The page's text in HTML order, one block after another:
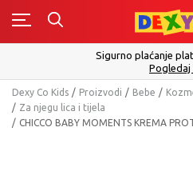
Sigurno plaćanje
Pogledaj
Dexy Co Kids Proizvodi Bebe
Za njegu lica i tijela
CHICCO BABY MOMENTS KREMA